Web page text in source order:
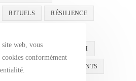
RITUELS RÉSILIENCE
SUCCÈS TDAH
ÉDUCATION DES ENFANTS
web, vous
conformément